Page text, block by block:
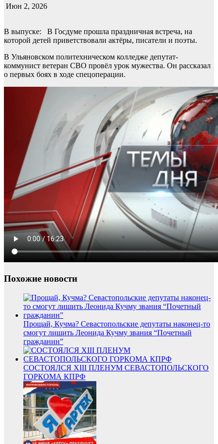
Июн 2, 2026
В выпуске: В Госдуме прошла праздничная встреча, на
которой детей приветствовали актёры, писатели и поэты.
В Ульяновском политехническом колледже депутат-
коммунист ветеран СВО провёл урок мужества. Он рассказал
о первых боях в ходе спецоперации.
Похожие новости
Прощай, Кучма? Севастопольские депутаты наконец-то
смогут лишить Леонида Кучму звания “Почетный
гражданин”
СОСТОЯЛСЯ XIII ПЛЕНУМ СЕВАСТОПОЛЬСКОГО
ГОРКОМА КПРФ